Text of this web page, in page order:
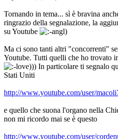
Tornando in tema... sì è bravina
ringrazio della segnalazione, la
su Youtube
Ma ci sono tanti altri "concorrenti"
Youtube. Tutti quelli che ho trovato
In particolare ti segnalo
Stati Uniti
http://www.youtube.com/user/
e quello che suona l'organo nella
non mi ricordo mai se è questo
http://www.youtube.com/user/